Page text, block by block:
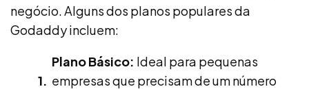
negócio. Alguns dos planos populares da
Godaddy incluem:
Plano Básico: Ideal para pequenas
empresas que precisam de um número